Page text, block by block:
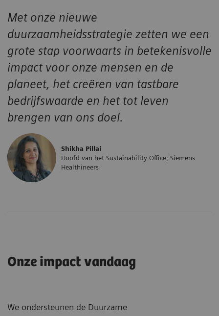
Met onze nieuwe
duurzaamheidsstrategie zetten we een
grote stap voorwaarts in betekenisvolle
impact voor onze mensen en de
planeet, het creëren van tastbare
bedrijfswaarde en het tot leven
brengen van ons doel.
Shikha Pillai
Hoofd van het Sustainability Office, Siemens
Healthineers
Onze impact vandaag
We ondersteunen de Duurzame